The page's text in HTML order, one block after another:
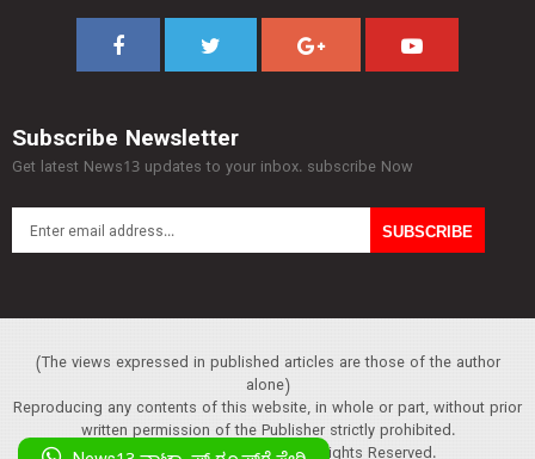
Subscribe Newsletter
Get latest News13 updates to your inbox. subscribe Now
(The views expressed in published articles are those of the author
alone)
Reproducing any contents of this website, in whole or part, without prior
written permission of the Publisher strictly prohibited.